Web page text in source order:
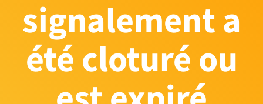
signalement a
été cloturé ou